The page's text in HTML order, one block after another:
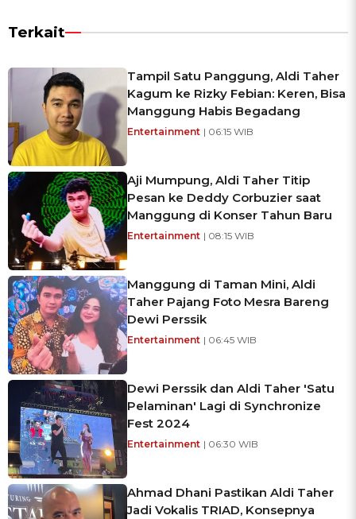
Terkait
Tampil Satu Panggung, Aldi Taher
Kagum ke Rizky Febian: Keren, Bisa
Manggung Habis Begadang
Entertainment | 06:15 WIB
Aji Mumpung, Aldi Taher Titip
Pesan ke Deddy Corbuzier saat
Manggung di Konser Tahun Baru
Entertainment | 08:15 WIB
Manggung di Taman Mini, Aldi
Taher Pajang Foto Mesra Bareng
Dewi Perssik
Entertainment | 06:45 WIB
Dewi Perssik dan Aldi Taher 'Satu
Pelaminan' Lagi di Synchronize
Fest 2024
Entertainment | 06:30 WIB
Ahmad Dhani Pastikan Aldi Taher
Jadi Vokalis TRIAD, Konsepnya